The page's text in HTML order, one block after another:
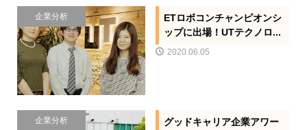
企業分析
ETロボコンチャンピオンシ
ップに出場！UTテクノロ...
2020.06.05
企業分析
グッドキャリア企業アワー